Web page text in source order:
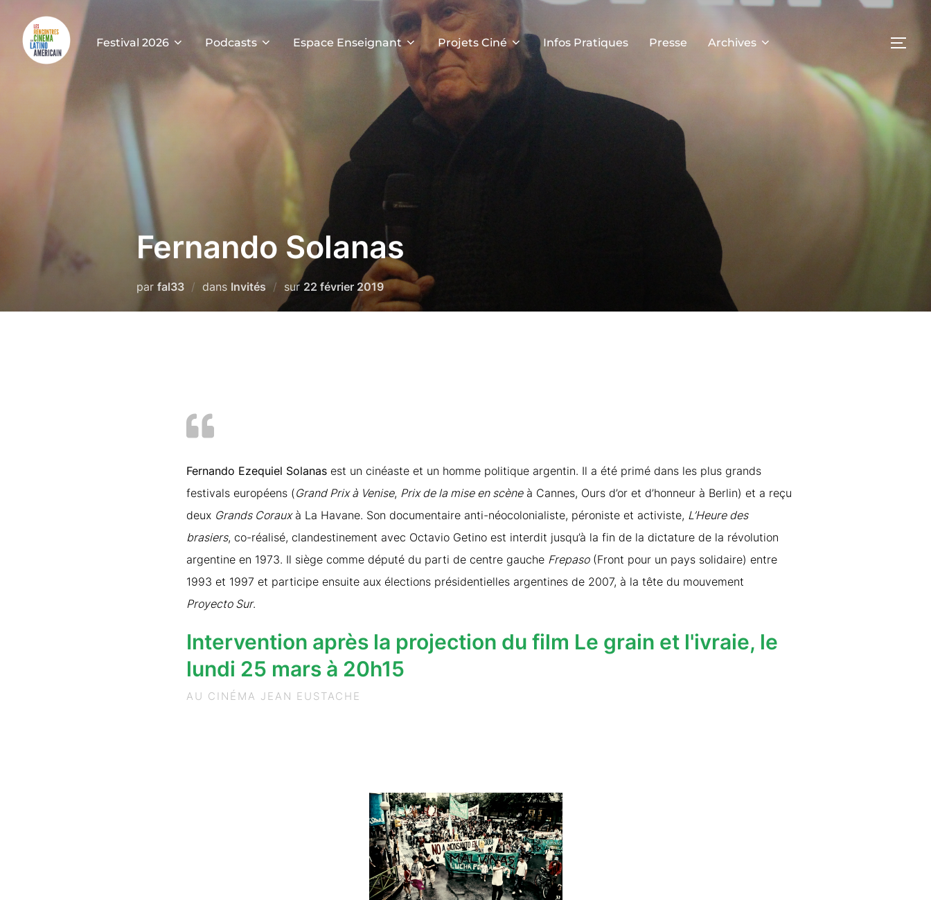
Festival 2026 Podcasts Espace Enseignant Projets Ciné Infos Pratiques Presse Archives
Fernando Solanas
par fal33 dans Invités sur 22 février 2019
Fernando Ezequiel Solanasest un cinéaste et un homme politique argentin. Il a été primé dans les plus grands
festivals européens (Grand Prix à Venise, Prix de la mise en scèneà Cannes, Ours d’or et d’honneur à Berlin) et a reçu
deux Grands Corauxà La Havane. Son documentaire anti-néocolonialiste, péroniste et activiste, L’Heure des
brasiers, co-réalisé, clandestinement avec Octavio Getino est interdit jusqu’à la fin de la dictature de la révolution
argentine en 1973. Il siège comme député du parti de centre gauche Frepaso(Front pour un pays solidaire) entre
1993 et 1997 et participe ensuite aux élections présidentielles argentines de 2007, à la tête du mouvement
Proyecto Sur.
Intervention après la projection du film Le grain et l'ivraie, le
lundi 25 mars à 20h15
AU CINÉMA JEAN EUSTACHE